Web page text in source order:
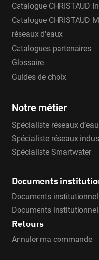
Catalogue CHRISTAUD
Catalogue CHRISTAUD
réseaux d'eaux
Catalogues partenaires
Glossaire
Guides de choix
Notre métier
Spécialiste réseaux d’eau
Spécialiste réseaux
Spécialiste Smartwater
Documents
Documents
Documents
Retours
Annuler ma commande